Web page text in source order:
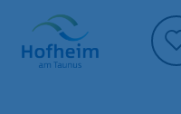
Startseite"